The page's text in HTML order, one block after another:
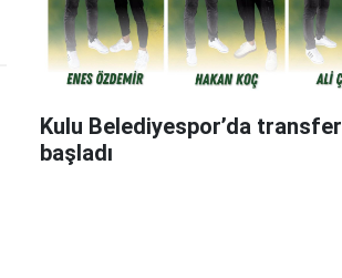
Kulu Belediyespor’da transfer
başladı